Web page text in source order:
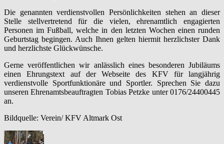
Die genannten verdienstvollen Persönlichkeiten stehen an dieser
Stelle stellvertretend für die vielen, ehrenamtlich engagierten
Personen im Fußball, welche in den letzten Wochen einen runden
Geburtstag begingen. Auch Ihnen gelten hiermit herzlichster Dank
und herzlichste Glückwünsche.
Gerne veröffentlichen wir anlässlich eines besonderen Jubiläums
einen Ehrungstext auf der Webseite des KFV für langjährig
verdienstvolle Sportfunktionäre und Sportler. Sprechen Sie dazu
unseren Ehrenamtsbeauftragten Tobias Petzke unter 0176/24400445
an.
Bildquelle: Verein/ KFV Altmark Ost